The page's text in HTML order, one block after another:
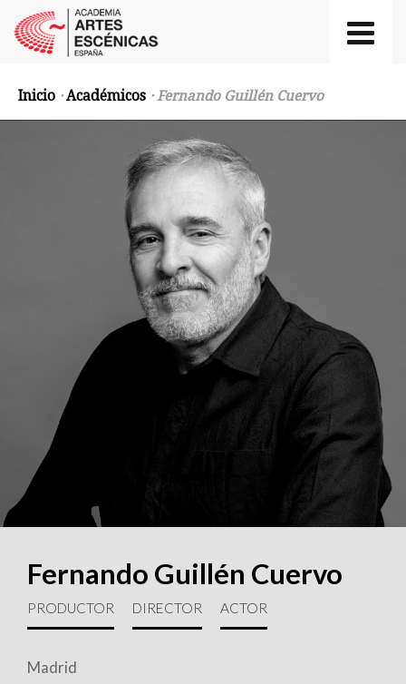
Inicio ·Académicos · Fernando Guillén Cuervo
Fernando Guillén Cuervo
PRODUCTOR DIRECTOR ACTOR
Madrid